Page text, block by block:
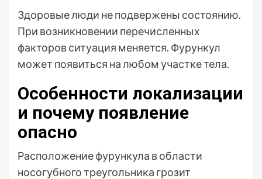
Здоровые люди не подвержены состоянию.
При возникновении перечисленных
факторов ситуация меняется. Фурункул
может появиться на любом участке тела.
Особенности локализации
и почему появление
опасно
Расположение фурункула в области
носогубного треугольника грозит